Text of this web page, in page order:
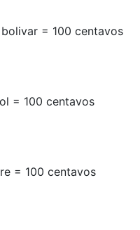
= 100 centavos
= 100 centavos
= 100 centavos